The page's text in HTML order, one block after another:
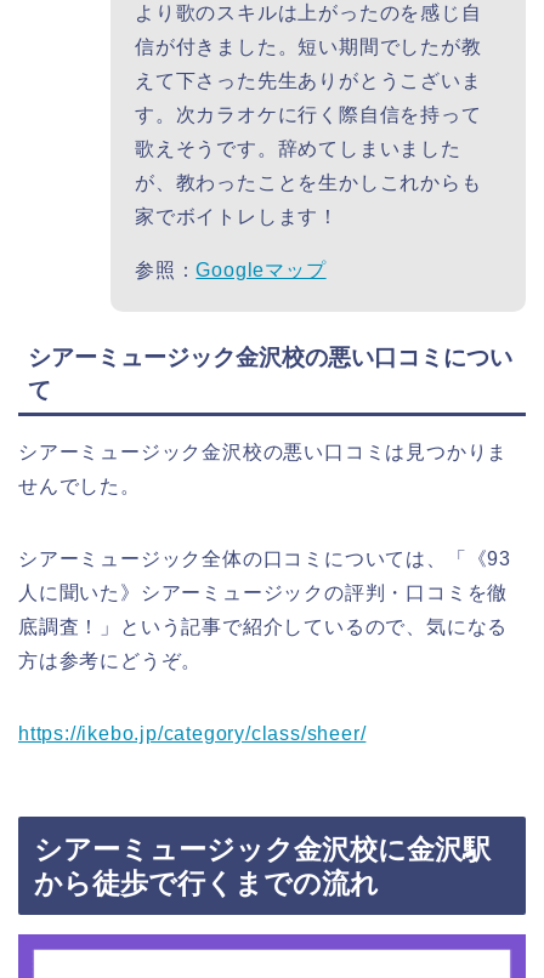
より歌のスキルは上がったのを感じ自
信が付きました。短い期間でしたが教
えて下さった先生ありがとうこざいま
す。次カラオケに行く際自信を持って
歌えそうです。辞めてしまいました
が、教わったことを生かしこれからも
家でボイトレします！
参照：Googleマップ
シアーミュージック金沢校の悪い口コミについ
て
シアーミュージック金沢校の悪い口コミは見つかりま
せんでした。
シアーミュージック全体の口コミについては、「《93
人に聞いた》シアーミュージックの評判・口コミを徹
底調査！」という記事で紹介しているので、気になる
方は参考にどうぞ。
https://ikebo.jp/category/class/sheer/
シアーミュージック金沢校に金沢駅
から徒歩で行くまでの流れ